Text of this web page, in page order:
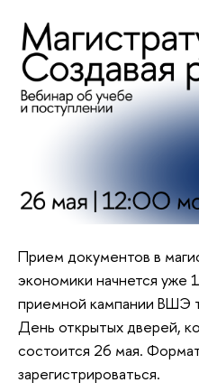
Прием документов в
экономики начнется уже
приемной кампании ВШЭ
День открытых дверей,
состоится 26 мая.
зарегистрироваться.